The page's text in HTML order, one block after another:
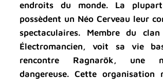
endroits du monde. La
possèdent un Néo Cerveau leur
spectaculaires. Membre du
Électromancien, voit sa vie
rencontre Ragnarök, une
dangereuse. Cette organisation